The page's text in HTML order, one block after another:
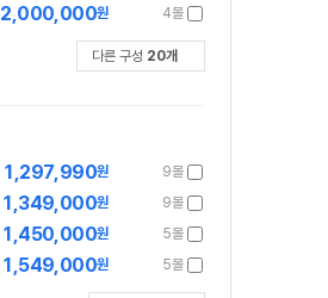
4몰
2,000,000원
다른 구성 20개
9몰
1,297,990원
9몰
1,349,000원
5몰
1,450,000원
5몰
1,549,000원